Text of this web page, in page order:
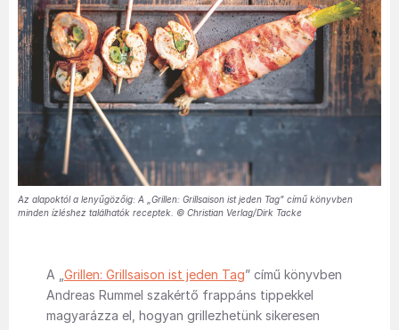
Az alapoktól a lenyűgözőig: A „Grillen: Grillsaison ist jeden Tag” című könyvben
minden ízléshez találhatók receptek. © Christian Verlag/Dirk Tacke
A „ Grillen: Grillsaison ist jeden Tag” című könyvben
Andreas Rummel szakértő frappáns tippekkel
magyarázza el, hogyan grillezhetünk sikeresen